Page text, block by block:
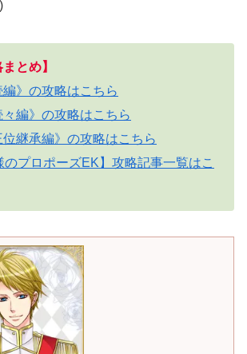
とめ】
》の攻略はこちら
編》の攻略はこちら
継承編》の攻略はこちら
のプロポーズEK】攻略記事一覧はこ